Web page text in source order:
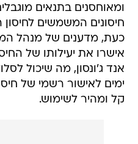
ומאוחסנים בתנאים
חיסונים המשמשים לחיסון
כעת, מדענים של מנהל
אישרו את יעילותו של
אנד ג'ונסון, מה שיכול
ימים לאישור רשמי של
קל ומהיר לשימוש.